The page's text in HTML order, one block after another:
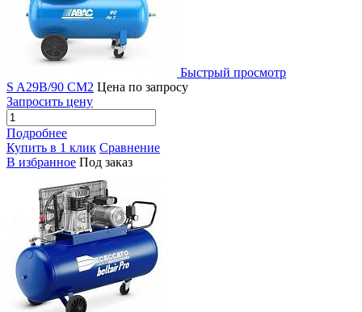
Быстрый просмотр
S A29B/90 CM2 Цена по запросу
Запросить цену
Подробнее
Купить в 1 клик Сравнение
В избранное Под заказ